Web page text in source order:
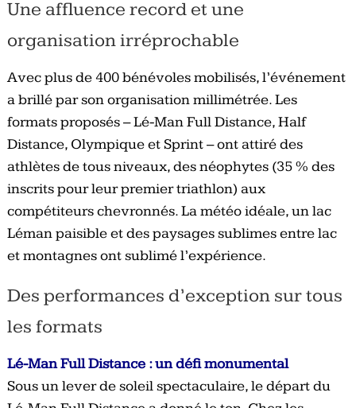
Une affluence record et une
organisation irréprochable
Avec plus de 400 bénévoles mobilisés, l’événement
a brillé par son organisation millimétrée. Les
formats proposés – Lé-Man Full Distance, Half
Distance, Olympique et Sprint – ont attiré des
athlètes de tous niveaux, des néophytes (35 % des
inscrits pour leur premier triathlon) aux
compétiteurs chevronnés. La météo idéale, un lac
Léman paisible et des paysages sublimes entre lac
et montagnes ont sublimé l’expérience.
Des performances d’exception sur tous
les formats
Lé-Man Full Distance : un défi monumental
Sous un lever de soleil spectaculaire, le départ du